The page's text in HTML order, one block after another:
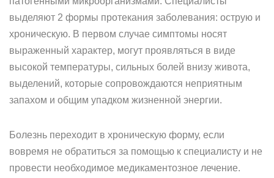
выделяют 2 формы протекания заболевания: острую и
хроническую. В первом случае симптомы носят
выраженный характер, могут проявляться в виде
высокой температуры, сильных болей внизу живота,
выделений, которые сопровождаются неприятным
запахом и общим упадком жизненной энергии.
Болезнь переходит в хроническую форму, если
вовремя не обратиться за помощью к специалисту и не
провести необходимое медикаментозное лечение.